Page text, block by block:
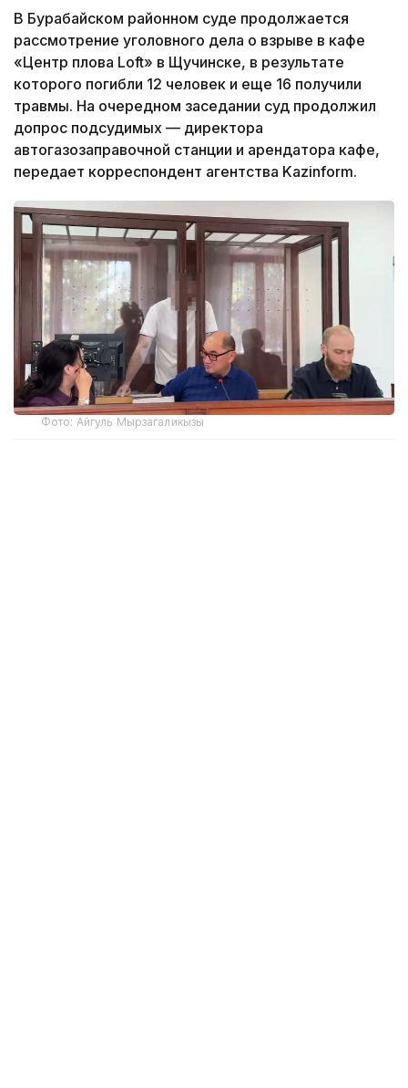
В Бурабайском районном суде продолжается
рассмотрение уголовного дела о взрыве в кафе
«Центр плова Loft» в Щучинске, в результате
которого погибли 12 человек и еще 16 получили
травмы. На очередном заседании суд продолжил
допрос подсудимых — директора
автогазозаправочной станции и арендатора кафе,
передает корреспондент агентства Kazinform.
Фото: Айгуль Мырзагаликызы